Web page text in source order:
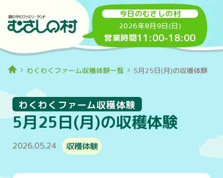
今日のむさしの村
2026年8月9日(日)
営業時間11:00-18:00
わくわくファーム収穫体験一覧 5月25日(月)の収穫体験
5月25日(月)の収穫体験
わくわくファーム収穫体験
2026.05.24 収穫体験